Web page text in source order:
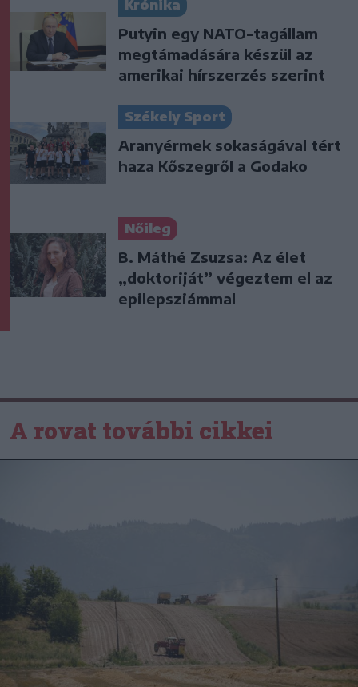
Krónika
Putyin egy NATO-tagállam
megtámadására készül az
amerikai hírszerzés szerint
Székely Sport
Aranyérmek sokaságával tért
haza Kőszegről a Godako
Nőileg
B. Máthé Zsuzsa: Az élet
„doktoriját” végeztem el az
epilepsziámmal
A rovat további cikkei